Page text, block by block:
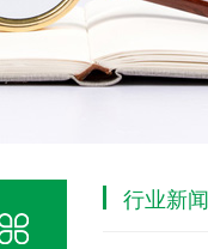
行业新闻